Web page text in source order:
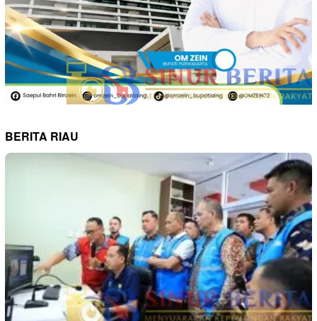
BERITA RIAU